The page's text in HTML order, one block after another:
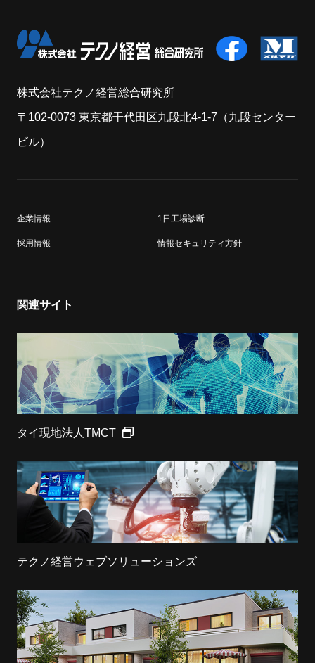
株式会社テクノ経営総合研究所
〒102-0073 東京都干代田区九段北4-1-7（九段センター
ビル）
企業情報 1日工場診断
採用情報 情報セキュリティ方針
関連サイト
タイ現地法人TMCT
テクノ経営ウェブソリューションズ